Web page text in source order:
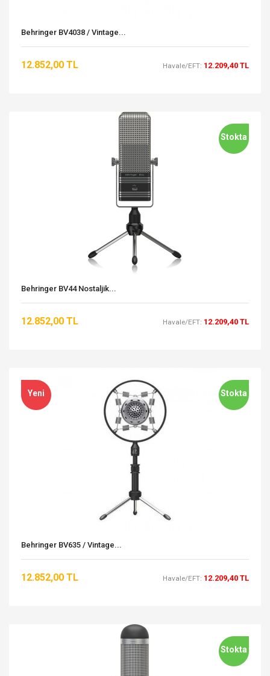
Behringer BV4038 / Vintage...
12.852,00 TL Havale/EFT: 12.209,40 TL
Stokta
Behringer BV44 Nostaljik...
12.852,00 TL Havale/EFT: 12.209,40 TL
Stokta
Yeni
Behringer BV635 / Vintage...
12.852,00 TL Havale/EFT: 12.209,40 TL
Stokta